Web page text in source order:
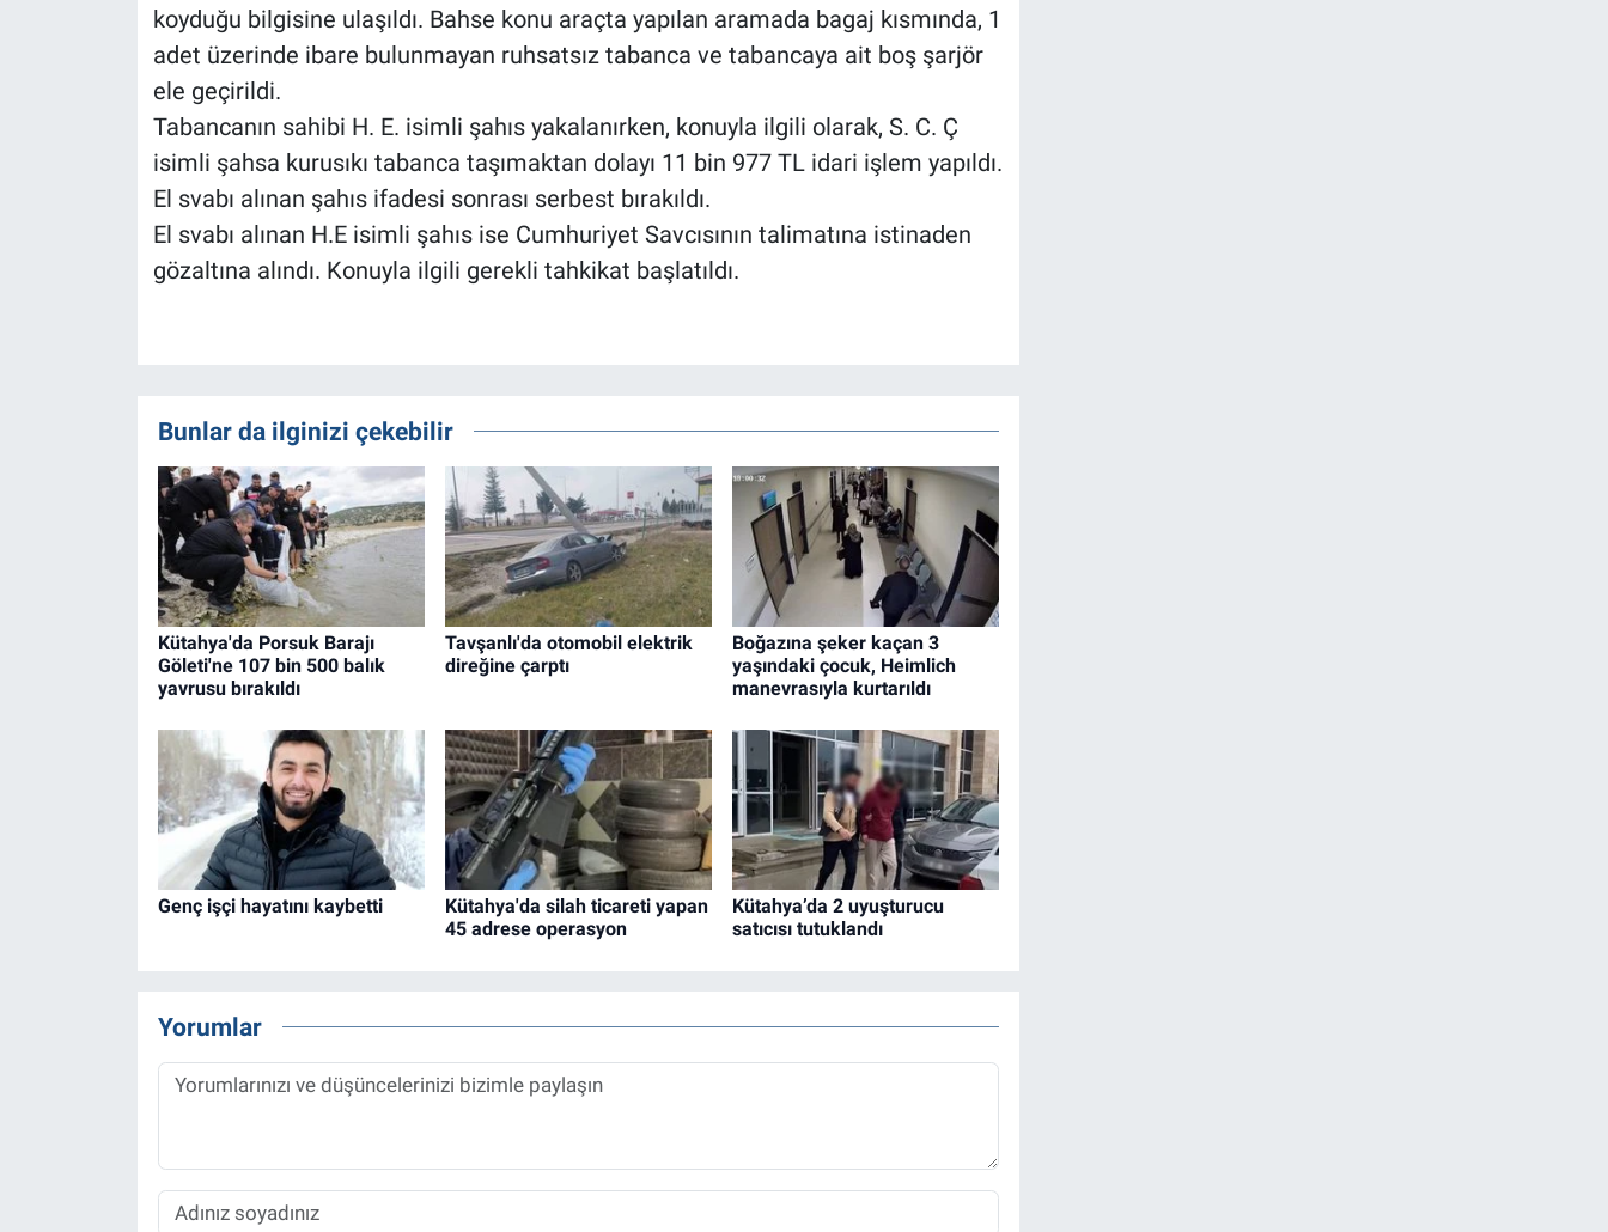
koyduğu bilgisine ulaşıldı. Bahse konu araçta yapılan aramada bagaj kısmında, 1
adet üzerinde ibare bulunmayan ruhsatsız tabanca ve tabancaya ait boş şarjör
ele geçirildi.
Tabancanın sahibi H. E. isimli şahıs yakalanırken, konuyla ilgili olarak, S. C. Ç
isimli şahsa kurusıkı tabanca taşımaktan dolayı 11 bin 977 TL idari işlem yapıldı.
El svabı alınan şahıs ifadesi sonrası serbest bırakıldı.
El svabı alınan H.E isimli şahıs ise Cumhuriyet Savcısının talimatına istinaden
gözaltına alındı. Konuyla ilgili gerekli tahkikat başlatıldı.
Bunlar da ilginizi çekebilir
Kütahya'da Porsuk Barajı
Göleti'ne 107 bin 500 balık
yavrusu bırakıldı
Tavşanlı'da otomobil elektrik
direğine çarptı
Boğazına şeker kaçan 3
yaşındaki çocuk, Heimlich
manevrasıyla kurtarıldı
Genç işçi hayatını kaybetti
Kütahya'da silah ticareti yapan
45 adrese operasyon
Kütahya’da 2 uyuşturucu
satıcısı tutuklandı
Yorumlar